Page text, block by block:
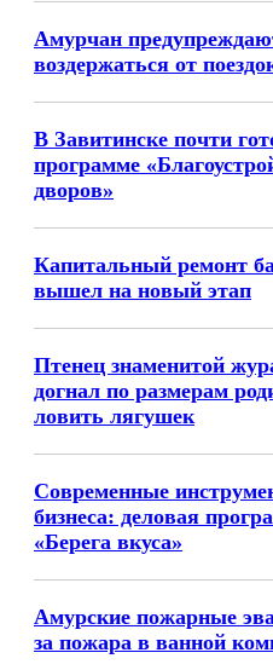
Амурчан
воздержаться от
В Завитинске почти
программе
дворов»
Капитальный ремонт
вышел на новый этап
Птенец знаменитой
догнал по размерам
ловить лягушек
Современные
бизнеса: деловая
«Берега вкуса»
Амурские пожарные
за пожара в ванной